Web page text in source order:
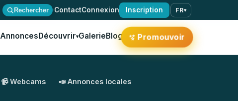
Rechercher ·ContactConnexion Inscription FR▾
AnnoncesDécouvrir▾GalerieBlog ✨Promouvoir
📹 Webcams 📣 Annonces locales